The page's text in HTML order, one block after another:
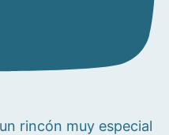
un rincón muy especial